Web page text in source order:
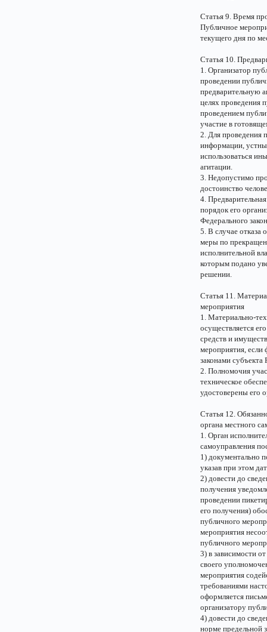
Статья 9. Время
Публичное
текущего дня по
Статья 10.
1. Организатор
проведении
предварительную
целях проведения
проведением
участие в
2. Для проведения
информации,
использоваться
агитации.
3. Недопустимо
достоинство
4.
порядок его
Федерального
5. В случае отказа
меры по
исполнительной
которым подано
решении.
Статья 11.
мероприятия
1. Материально-
осуществляется
средств и
мероприятия, если
законами
2. Полномочия
техническое
удостоверены его
Статья 12.
органа местного
1. Орган
самоуправления
1) документально
указав при этом
2) довести до
получения
проведении
его получения)
публичного
мероприятия
публичного
3) в зависимости
своего
мероприятия
требованиями
оформляется
организатору
4) довести до
норме предельной